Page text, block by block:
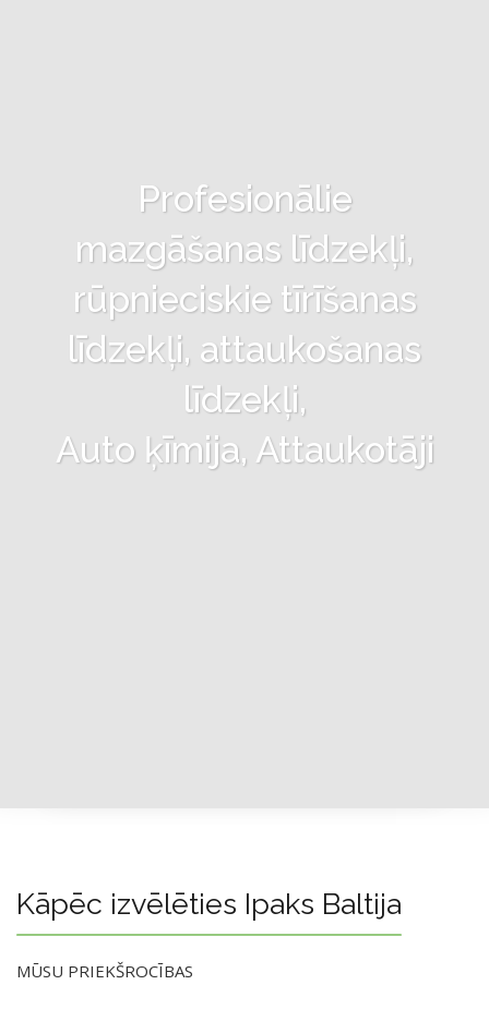
Profesionālie
mazgāšanas līdzekļi,
rūpnieciskie tīrīšanas
līdzekļi, attaukošanas
līdzekļi,
Auto ķīmija, Attaukotāji
Kāpēc izvēlēties Ipaks Baltija
MŪSU PRIEKŠROCĪBAS